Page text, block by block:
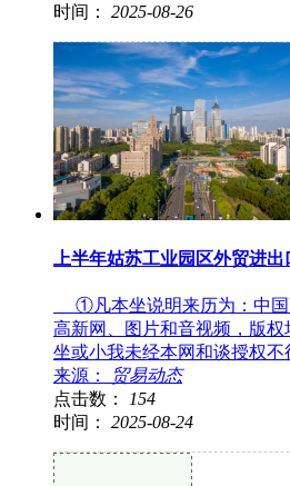
时间： 2025-08-26
上半年姑苏工业园区外贸进
①凡本坐说明来历为：中国
高新网、图片和音视频，版
坐或小我未经本网和谈授权不
来源：
贸易动态
点击数：
154
时间： 2025-08-24